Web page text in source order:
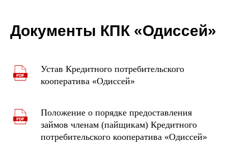
Документы КПК «Одиссей»
Устав Кредитного потребительского
кооператива «Одиссей»
Положение о порядке предоставления
займов членам (пайщикам) Кредитного
потребительского кооператива «Одиссей»